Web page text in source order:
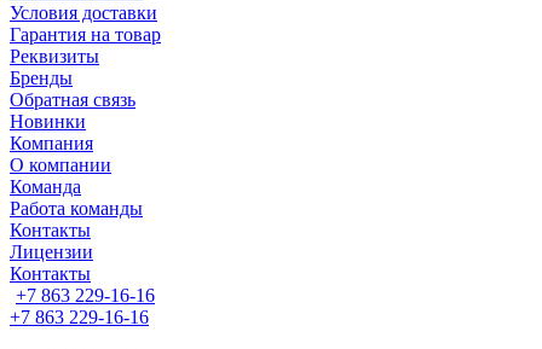
Условия доставки
Гарантия на товар
Реквизиты
Бренды
Обратная связь
Новинки
Компания
О компании
Команда
Работа команды
Контакты
Лицензии
Контакты
+7 863 229-16-16
+7 863 229-16-16